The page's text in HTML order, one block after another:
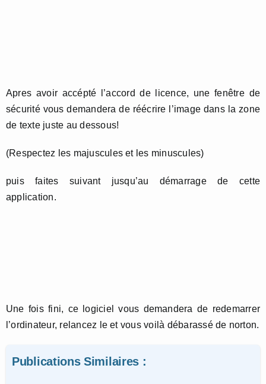
Apres avoir accépté l’accord de licence, une fenêtre de
sécurité vous demandera de réécrire l’image dans la zone
de texte juste au dessous!
(Respectez les majuscules et les minuscules)
puis faites suivant jusqu’au démarrage de cette
application.
Une fois fini, ce logiciel vous demandera de redemarrer
l’ordinateur, relancez le et vous voilà débarassé de norton.
Publications Similaires :